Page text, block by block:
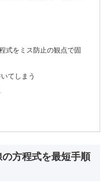
式をミス防止の観点で固
てしまう
方程式を最短手順